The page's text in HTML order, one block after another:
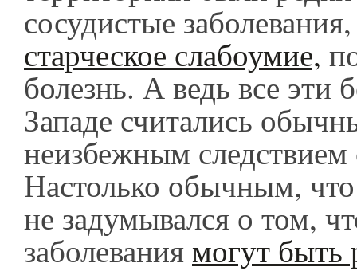
сосудистые
старческое слабоумие,
болезнь. А ведь все эти
Западе считались
неизбежным следствием
Настолько обычным,
не задумывался о том,
заболевания могут быть